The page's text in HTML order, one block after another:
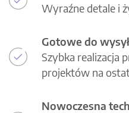
Wyraźne detale i
Gotowe do
Szybka realizacja
projektów na
Nowoczesna